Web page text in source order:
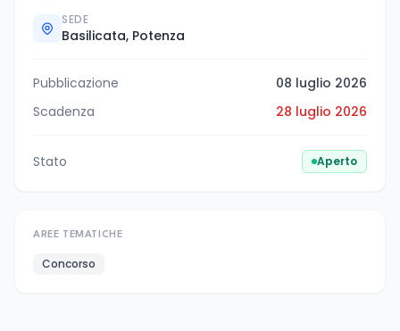
SEDE
Basilicata, Potenza
Pubblicazione
08 luglio 2026
Scadenza
28 luglio 2026
Stato Aperto
AREE TEMATICHE
Concorso